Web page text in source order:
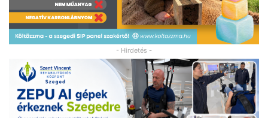
- Hirdetés -